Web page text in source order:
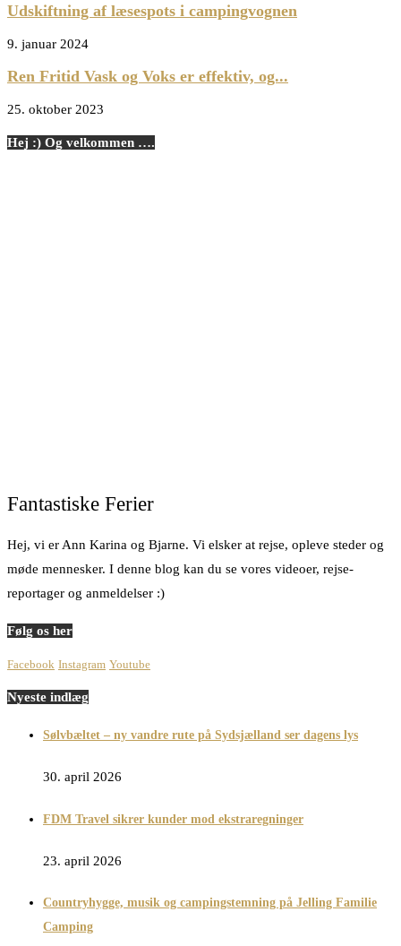
Udskiftning af læsespots i campingvognen
9. januar 2024
Ren Fritid Vask og Voks er effektiv, og...
25. oktober 2023
Hej :) Og velkommen ….
Fantastiske Ferier
Hej, vi er Ann Karina og Bjarne. Vi elsker at rejse, opleve steder og
møde mennesker. I denne blog kan du se vores videoer, rejse-
reportager og anmeldelser :)
Følg os her
Facebook Instagram Youtube
Nyeste indlæg
Sølvbæltet – ny vandre rute på Sydsjælland ser dagens lys
30. april 2026
FDM Travel sikrer kunder mod ekstraregninger
23. april 2026
Countryhygge, musik og campingstemning på Jelling Familie
Camping